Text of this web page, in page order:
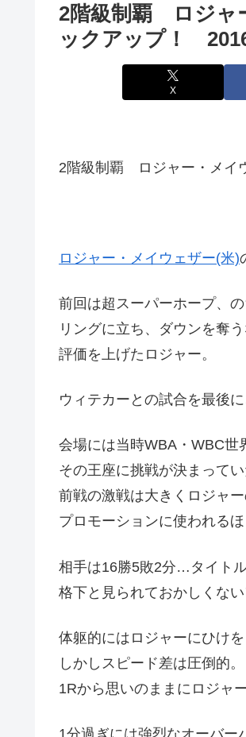
2階級制覇 ロジャ
ックアップ！
X
2階級制覇 ロジャー・メ
ロジャー・メイウェザー(米)
前回は超スーパーホープ、
リングに立ち、ダウンを奪
評価を上げたロジャー。
ウィテカーとの試合を最後
会場には当時WBA・WBC世
その王座に挑戦が決まって
前戦の激戦は大きくロジャ
プロモーションに使われるほ
相手は16勝5敗2分…タイトル
格下と見られておかしくな
体躯的にはロジャーにひけを
しかしスピード差は圧倒的。
1Rから思いのままにロジャ